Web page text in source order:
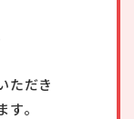
ただき
。